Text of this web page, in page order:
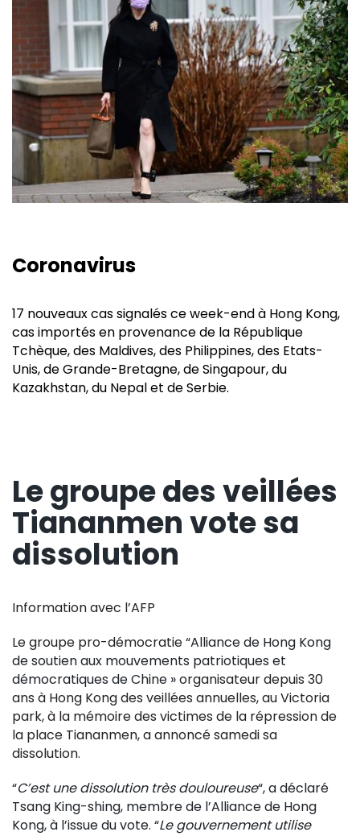
Coronavirus
17 nouveaux cas signalés ce week-end à Hong Kong,
cas importés en provenance de la République
Tchèque, des Maldives, des Philippines, des Etats-
Unis, de Grande-Bretagne, de Singapour, du
Kazakhstan, du Nepal et de Serbie.
Le groupe des veillées
Tiananmen vote sa
dissolution
Information avec l’AFP
Le groupe pro-démocratie “Alliance de Hong Kong
de soutien aux mouvements patriotiques et
démocratiques de Chine »organisateur depuis 30
ans à Hong Kong des veillées annuelles, au Victoria
park, à la mémoire des victimes de la répression de
la place Tiananmen, a annoncé samedi sa
dissolution.
“C’est une dissolution très douloureuse“, a déclaré
Tsang King-shing, membre de l’Alliance de Hong
Kong, à l’issue du vote. “Le gouvernement utilise